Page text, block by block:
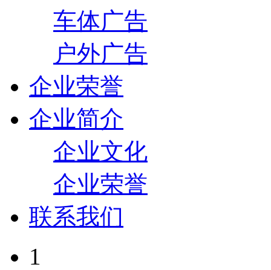
车体广告
户外广告
企业荣誉
企业简介
企业文化
企业荣誉
联系我们
1